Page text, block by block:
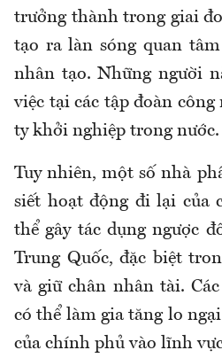
trưởng thành trong giai
tạo ra làn sóng quan
nhân tạo. Những người
việc tại các tập đoàn công
ty khởi nghiệp trong nước.
Tuy nhiên, một số nhà
siết hoạt động đi lại của
thể gây tác dụng ngược
Trung Quốc, đặc biệt
và giữ chân nhân tài.
có thể làm gia tăng lo
của chính phủ vào lĩnh